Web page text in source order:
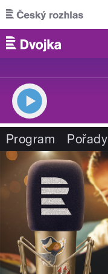
Přejít k hlavnímu obsahu
Program Pořady